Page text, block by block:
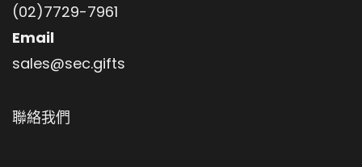
(02)7729-7961
Email
sales@sec.gifts
聯絡我們